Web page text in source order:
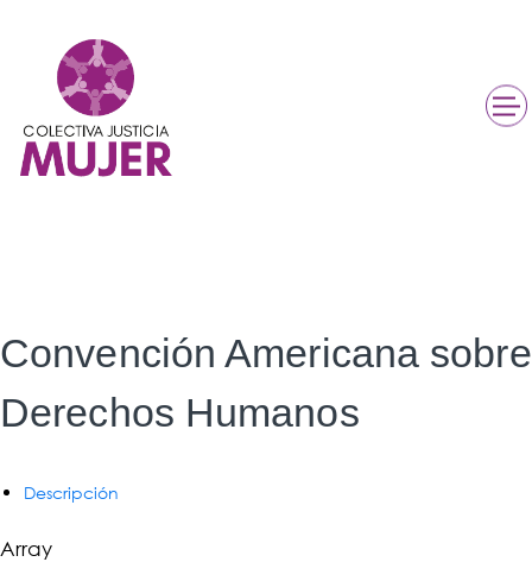
Convención Americana sobre
Derechos Humanos
Descripción
Array